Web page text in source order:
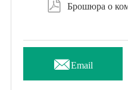
 Брошюра о
Email